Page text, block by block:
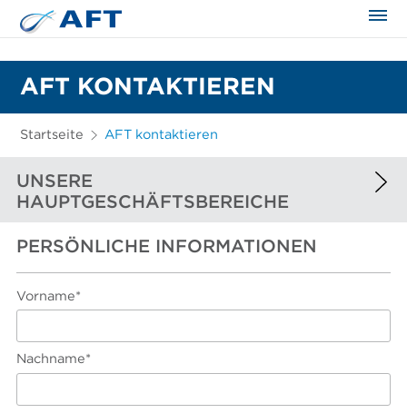
AFT KONTAKTIEREN
Startseite AFT kontaktieren
UNSERE
HAUPTGESCHÄFTSBEREICHE
EUROPA UND AFRIKA
ASIEN UND FERNOST
PERSÖNLICHE INFORMATIONEN
Vorname*
Nachname*